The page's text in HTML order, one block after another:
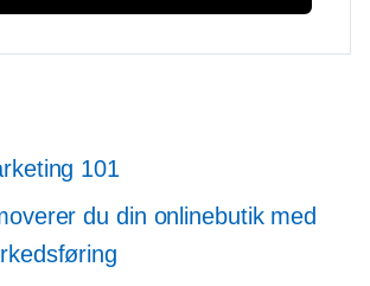
101
du din onlinebutik med